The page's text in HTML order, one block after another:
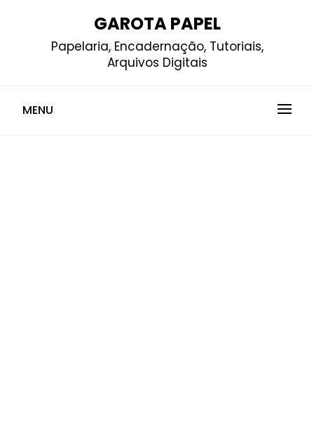
GAROTA PAPEL
Papelaria, Encadernação, Tutoriais,
Arquivos Digitais
MENU